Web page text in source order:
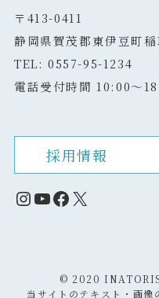
〒413-0411
静岡県賀茂郡東伊豆町稲
TEL: 0557-95-1234
電話受付時間 10:00～
採用情報
Instagram
YouTube
Facebook
X
© 2020
当サイトのテキスト・画像